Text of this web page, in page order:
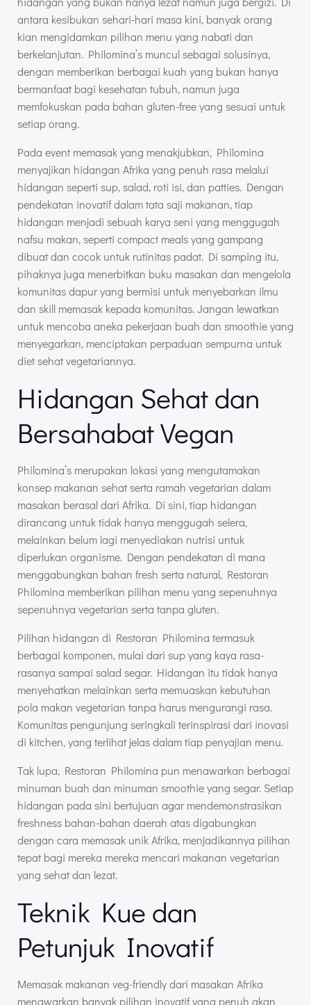
antara kesibukan sehari-hari masa kini, banyak orang
kian mengidamkan pilihan menu yang nabati dan
berkelanjutan. Philomina’s muncul sebagai solusinya,
dengan memberikan berbagai kuah yang bukan hanya
bermanfaat bagi kesehatan tubuh, namun juga
memfokuskan pada bahan gluten-free yang sesuai untuk
setiap orang.
Pada event memasak yang menakjubkan, Philomina
menyajikan hidangan Afrika yang penuh rasa melalui
hidangan seperti sup, salad, roti isi, dan patties. Dengan
pendekatan inovatif dalam tata saji makanan, tiap
hidangan menjadi sebuah karya seni yang menggugah
nafsu makan, seperti compact meals yang gampang
dibuat dan cocok untuk rutinitas padat. Di samping itu,
pihaknya juga menerbitkan buku masakan dan mengelola
komunitas dapur yang bermisi untuk menyebarkan ilmu
dan skill memasak kepada komunitas. Jangan lewatkan
untuk mencoba aneka pekerjaan buah dan smoothie yang
menyegarkan, menciptakan perpaduan sempurna untuk
diet sehat vegetariannya.
Hidangan Sehat dan
Bersahabat Vegan
Philomina’s merupakan lokasi yang mengutamakan
konsep makanan sehat serta ramah vegetarian dalam
masakan berasal dari Afrika. Di sini, tiap hidangan
dirancang untuk tidak hanya menggugah selera,
melainkan belum lagi menyediakan nutrisi untuk
diperlukan organisme. Dengan pendekatan di mana
menggabungkan bahan fresh serta natural, Restoran
Philomina memberikan pilihan menu yang sepenuhnya
sepenuhnya vegetarian serta tanpa gluten.
Pilihan hidangan di Restoran Philomina termasuk
berbagai komponen, mulai dari sup yang kaya rasa-
rasanya sampai salad segar. Hidangan itu tidak hanya
menyehatkan melainkan serta memuaskan kebutuhan
pola makan vegetarian tanpa harus mengurangi rasa.
Komunitas pengunjung seringkali terinspirasi dari inovasi
di kitchen, yang terlihat jelas dalam tiap penyajian menu.
Tak lupa, Restoran Philomina pun menawarkan berbagai
minuman buah dan minuman smoothie yang segar. Setiap
hidangan pada sini bertujuan agar mendemonstrasikan
freshness bahan-bahan daerah atas digabungkan
dengan cara memasak unik Afrika, menjadikannya pilihan
tepat bagi mereka mereka mencari makanan vegetarian
yang sehat dan lezat.
Teknik Kue dan
Petunjuk Inovatif
Memasak makanan veg-friendly dari masakan Afrika
menawarkan banyak pilihan inovatif yang penuh akan